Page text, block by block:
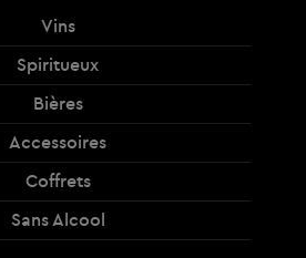
Vins
Spiritueux
Bières
Accessoires
Coffrets
Sans Alcool